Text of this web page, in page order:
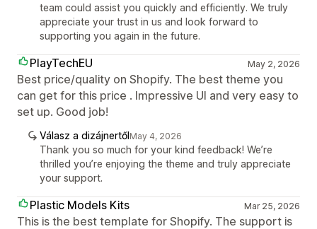
team could assist you quickly and efficiently. We truly
appreciate your trust in us and look forward to
supporting you again in the future.
PlayTechEU May 2, 2026
Best price/quality on Shopify. The best theme you
can get for this price . Impressive UI and very easy to
set up. Good job!
Válasz a dizájnertőlMay 4, 2026
Thank you so much for your kind feedback! We’re
thrilled you’re enjoying the theme and truly appreciate
your support.
Plastic Models Kits Mar 25, 2026
This is the best template for Shopify. The support is